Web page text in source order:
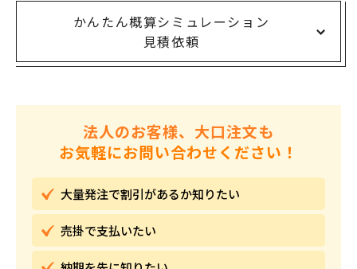
かんたん概算シミュレーション
見積依頼
法人のお客様、大口注文も
お気軽にお問い合わせください！
大量発注で割引があるか知りたい
売掛で支払いたい